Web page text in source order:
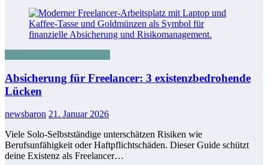
Absicherung für Freelancer: 3 existenzbedrohende
Lücken
newsbaron 21. Januar 2026
Viele Solo-Selbstständige unterschätzen Risiken wie
Berufsunfähigkeit oder Haftpflichtschäden. Dieser Guide schützt
deine Existenz als Freelancer…